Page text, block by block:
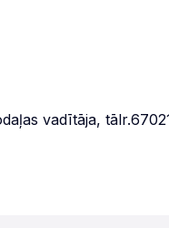
vadītāja,